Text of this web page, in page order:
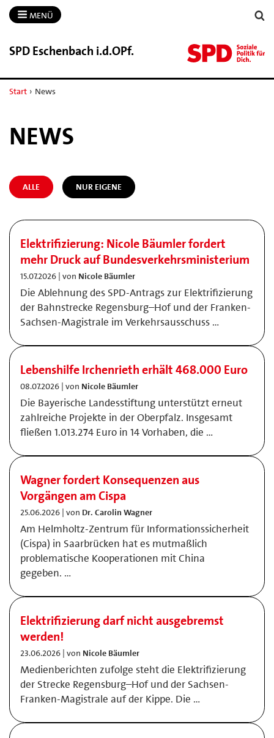
MENÜ
SPD Eschenbach i.​d.​OPf.​
Start › News
NEWS
ALLE NUR EIGENE
Elektrifizierung: Nicole Bäumler fordert
mehr Druck auf Bundesverkehrsministerium
15.07.2026 | von Nicole Bäumler
Die Ablehnung des SPD-Antrags zur Elektrifizierung
der Bahnstrecke Regensburg–Hof und der Franken-
Sachsen-Magistrale im Verkehrsausschuss …
Lebenshilfe Irchenrieth erhält 468.000 Euro
08.07.2026 | von Nicole Bäumler
Die Bayerische Landesstiftung unterstützt erneut
zahlreiche Projekte in der Oberpfalz. Insgesamt
fließen 1.013.274 Euro in 14 Vorhaben, die …
Wagner fordert Konsequenzen aus
Vorgängen am Cispa
25.06.2026 | von Dr. Carolin Wagner
Am Helmholtz-Zentrum für Informationssicherheit
(Cispa) in Saarbrücken hat es mutmaßlich
problematische Kooperationen mit China
gegeben. …
Elektrifizierung darf nicht ausgebremst
werden!
23.06.2026 | von Nicole Bäumler
Medienberichten zufolge steht die Elektrifizierung
der Strecke Regensburg–Hof und der Sachsen-
Franken-Magistrale auf der Kippe. Die …